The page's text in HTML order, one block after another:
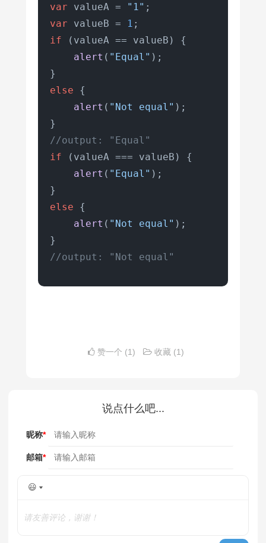
var valueA = "1"
var valueB = 1
if (valueA == valueB) {
alert ( "Equal" );
else {
alert ( "Not equal" );
//output: "Equal"
if (valueA === valueB) {
alert ( "Equal" );
else {
alert ( "Not equal" );
//output: "Not equal"
赞一个 (1) 收藏 (1)
说点什么吧...
昵称*
邮箱*
😃
请友善评论，谢谢！